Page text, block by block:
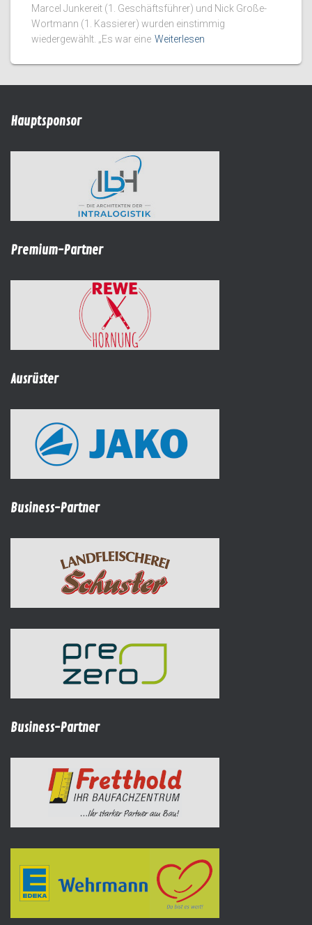
Marcel Junkereit (1. Geschäftsführer) und Nick Große-
Wortmann (1. Kassierer) wurden einstimmig
wiedergewählt. „Es war eine Weiterlesen
Hauptsponsor
Premium-Partner
Ausrüster
Business-Partner
Business-Partner